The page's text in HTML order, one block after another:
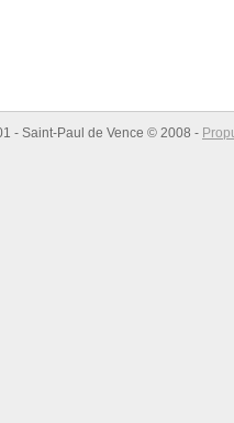
- Saint-Paul de Vence © 2008 -